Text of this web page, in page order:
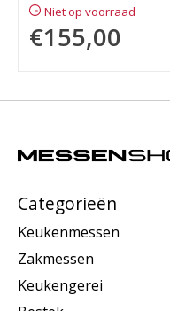
Niet op voorraad
€155,00
Categorieën
Keukenmessen
Zakmessen
Keukengerei